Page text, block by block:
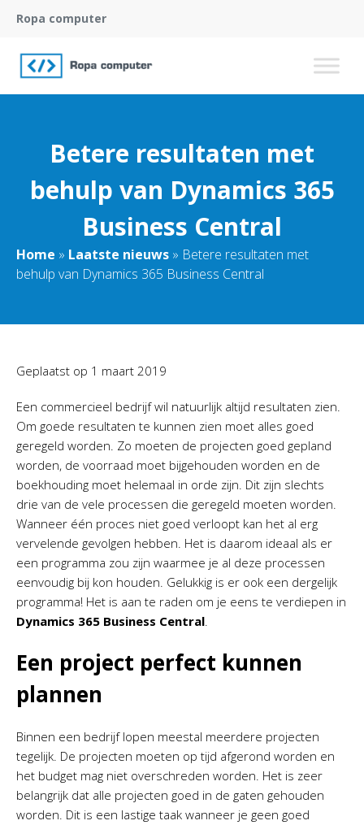
Ropa computer
Betere resultaten met
behulp van Dynamics 365
Business Central
Home » Laatste nieuws » Betere resultaten met
behulp van Dynamics 365 Business Central
Geplaatst op 1 maart 2019
Een commercieel bedrijf wil natuurlijk altijd resultaten zien.
Om goede resultaten te kunnen zien moet alles goed
geregeld worden. Zo moeten de projecten goed gepland
worden, de voorraad moet bijgehouden worden en de
boekhouding moet helemaal in orde zijn. Dit zijn slechts
drie van de vele processen die geregeld moeten worden.
Wanneer één proces niet goed verloopt kan het al erg
vervelende gevolgen hebben. Het is daarom ideaal als er
een programma zou zijn waarmee je al deze processen
eenvoudig bij kon houden. Gelukkig is er ook een dergelijk
programma! Het is aan te raden om je eens te verdiepen in
Dynamics 365 Business Central.
Een project perfect kunnen
plannen
Binnen een bedrijf lopen meestal meerdere projecten
tegelijk. De projecten moeten op tijd afgerond worden en
het budget mag niet overschreden worden. Het is zeer
belangrijk dat alle projecten goed in de gaten gehouden
worden. Dit is een lastige taak wanneer je geen goed